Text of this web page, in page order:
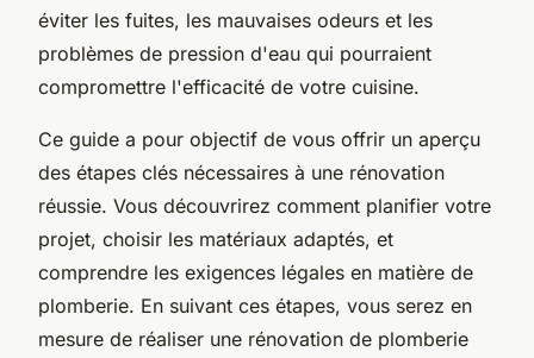
éviter les fuites, les mauvaises odeurs et les
problèmes de pression d'eau qui pourraient
compromettre l'efficacité de votre cuisine.
Ce guide a pour objectif de vous offrir un aperçu
des étapes clés nécessaires à une rénovation
réussie. Vous découvrirez comment planifier votre
projet, choisir les matériaux adaptés, et
comprendre les exigences légales en matière de
plomberie. En suivant ces étapes, vous serez en
mesure de réaliser une rénovation de plomberie